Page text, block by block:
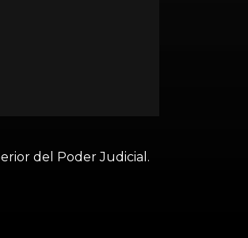
del Poder Judicial.